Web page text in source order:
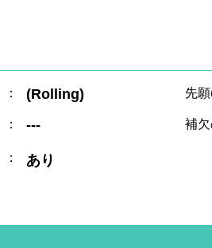
： (Rolling) 先
： --- 補
： あり